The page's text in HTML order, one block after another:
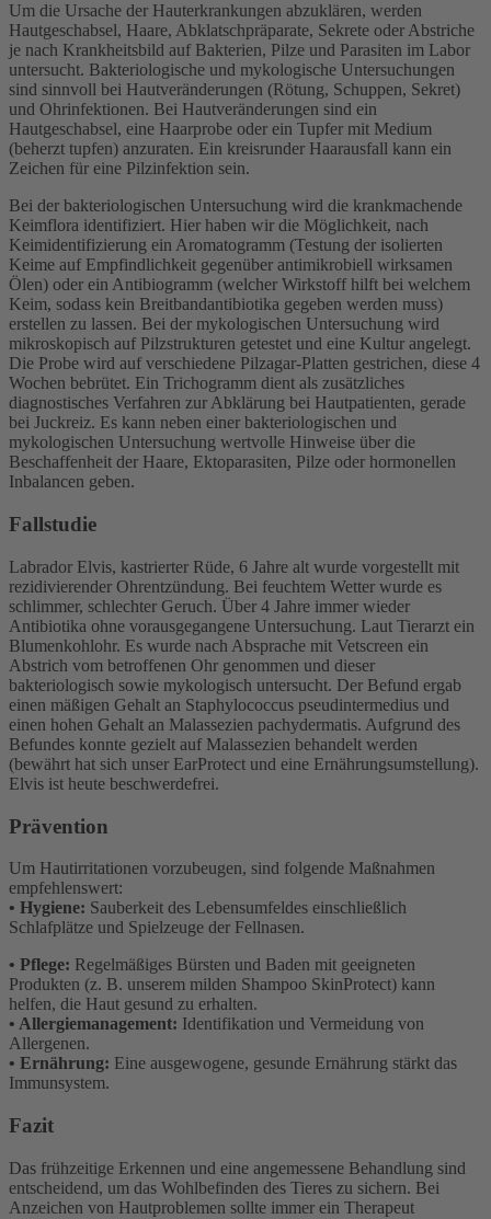
Um die Ursache der Hauterkrankungen abzuklären, werden
Hautgeschabsel, Haare, Abklatschpräparate, Sekrete oder Abstriche
je nach Krankheitsbild auf Bakterien, Pilze und Parasiten im Labor
untersucht. Bakteriologische und mykologische Untersuchungen
sind sinnvoll bei Hautveränderungen (Rötung, Schuppen, Sekret)
und Ohrinfektionen. Bei Hautveränderungen sind ein
Hautgeschabsel, eine Haarprobe oder ein Tupfer mit Medium
(beherzt tupfen) anzuraten. Ein kreisrunder Haarausfall kann ein
Zeichen für eine Pilzinfektion sein.
Bei der bakteriologischen Untersuchung wird die krankmachende
Keimflora identifiziert. Hier haben wir die Möglichkeit, nach
Keimidentifizierung ein Aromatogramm (Testung der isolierten
Keime auf Empfindlichkeit gegenüber antimikrobiell wirksamen
Ölen) oder ein Antibiogramm (welcher Wirkstoff hilft bei welchem
Keim, sodass kein Breitbandantibiotika gegeben werden muss)
erstellen zu lassen. Bei der mykologischen Untersuchung wird
mikroskopisch auf Pilzstrukturen getestet und eine Kultur angelegt.
Die Probe wird auf verschiedene Pilzagar-Platten gestrichen, diese 4
Wochen bebrütet. Ein Trichogramm dient als zusätzliches
diagnostisches Verfahren zur Abklärung bei Hautpatienten, gerade
bei Juckreiz. Es kann neben einer bakteriologischen und
mykologischen Untersuchung wertvolle Hinweise über die
Beschaffenheit der Haare, Ektoparasiten, Pilze oder hormonellen
Inbalancen geben.
Fallstudie
Labrador Elvis, kastrierter Rüde, 6 Jahre alt wurde vorgestellt mit
rezidivierender Ohrentzündung. Bei feuchtem Wetter wurde es
schlimmer, schlechter Geruch. Über 4 Jahre immer wieder
Antibiotika ohne vorausgegangene Untersuchung. Laut Tierarzt ein
Blumenkohlohr. Es wurde nach Absprache mit Vetscreen ein
Abstrich vom betroffenen Ohr genommen und dieser
bakteriologisch sowie mykologisch untersucht. Der Befund ergab
einen mäßigen Gehalt an Staphylococcus pseudintermedius und
einen hohen Gehalt an Malassezien pachydermatis. Aufgrund des
Befundes konnte gezielt auf Malassezien behandelt werden
(bewährt hat sich unser EarProtect und eine Ernährungsumstellung).
Elvis ist heute beschwerdefrei.
Prävention
Um Hautirritationen vorzubeugen, sind folgende Maßnahmen
empfehlenswert:
• Hygiene: Sauberkeit des Lebensumfeldes einschließlich
Schlafplätze und Spielzeuge der Fellnasen.
• Pflege: Regelmäßiges Bürsten und Baden mit geeigneten
Produkten (z. B. unserem milden Shampoo SkinProtect) kann
helfen, die Haut gesund zu erhalten.
• Allergiemanagement: Identifikation und Vermeidung von
Allergenen.
• Ernährung: Eine ausgewogene, gesunde Ernährung stärkt das
Immunsystem.
Fazit
Das frühzeitige Erkennen und eine angemessene Behandlung sind
entscheidend, um das Wohlbefinden des Tieres zu sichern. Bei
Anzeichen von Hautproblemen sollte immer ein Therapeut